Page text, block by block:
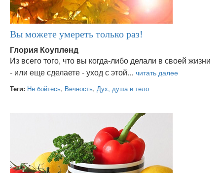
Вы можете умереть только раз!
Глория Коупленд
Из всего того, что вы когда-либо делали в своей жизни
- или еще сделаете - уход с этой...
Теги: Не бойтесь, Вечность, Дух, душа и тело